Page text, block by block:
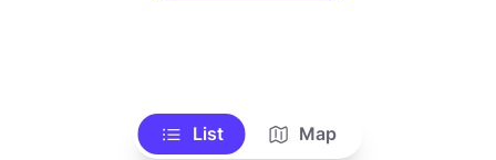
List Map